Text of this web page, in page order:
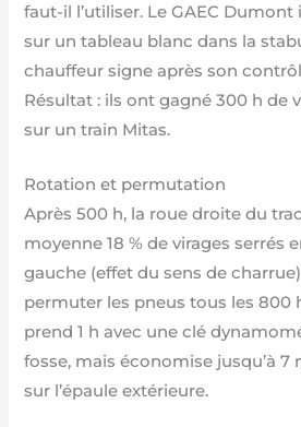
faut-il l’utiliser. Le GAEC
sur un tableau blanc dans la
chauffeur signe après son
Résultat : ils ont gagné 300 h de
sur un train Mitas.
Rotation et permutation
Après 500 h, la roue droite du
moyenne 18 % de virages serrés
gauche (effet du sens de
permuter les pneus tous les 800
prend 1 h avec une clé
fosse, mais économise jusqu’à
sur l’épaule extérieure.